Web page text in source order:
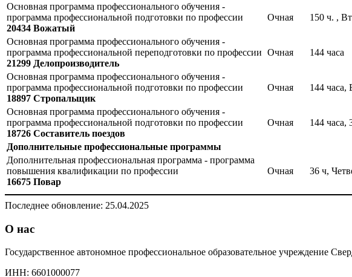
Основная программа профессионального обучения -
программа профессиональной подготовки по профессии
20434 Вожатый
Очная 150 ч. ,
Основная программа профессионального обучения -
программа профессиональной переподготовки по профессии
21299 Делопроизводитель
Очная 144 часа
Основная программа профессионального обучения -
программа профессиональной подготовки по профессии
18897 Стропальщик
Очная 144 часа,
Основная программа профессионального обучения -
программа профессиональной подготовки по профессии
18726 Составитель поездов
Очная 144 часа,
Дополнительные профессиональные программы
Дополнительная профессиональная программа - программа
повышения квалификации по профессии
16675 Повар
Очная 36 ч,
Последнее обновление: 25.04.2025
О нас
Государственное автономное профессиональное образовательное
ИНН: 6601000077